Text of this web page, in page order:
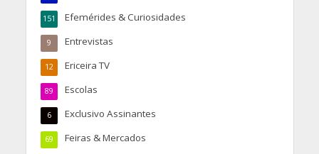
Efemérides & Curiosidades
151
Entrevistas
9
Ericeira TV
12
Escolas
89
Exclusivo Assinantes
6
Feiras & Mercados
69